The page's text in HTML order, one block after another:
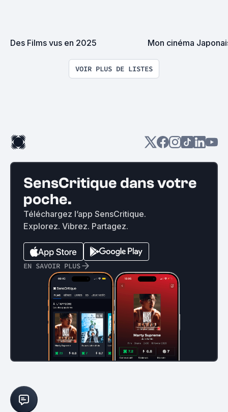
Des Films vus en 2025 Mon cinéma
VOIR PLUS DE LISTES
SensCritique dans votre
poche.
Téléchargez l’app SensCritique.
Explorez. Vibrez. Partagez.
EN SAVOIR PLUS